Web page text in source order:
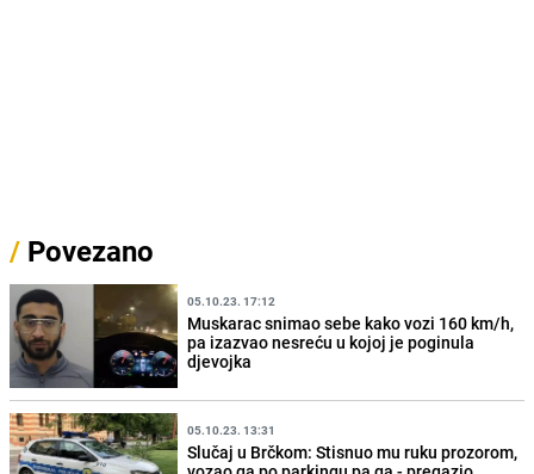
/ Povezano
05.10.23. 17:12
Muskarac snimao sebe kako vozi 160 km/h,
pa izazvao nesreću u kojoj je poginula
djevojka
05.10.23. 13:31
Slučaj u Brčkom: Stisnuo mu ruku prozorom,